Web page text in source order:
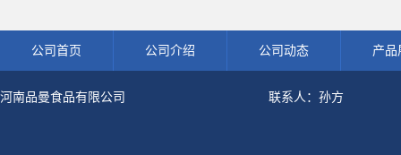
公司首页 公司介绍 公司动态 产品
河南品曼食品有限公司 联系人：孙方